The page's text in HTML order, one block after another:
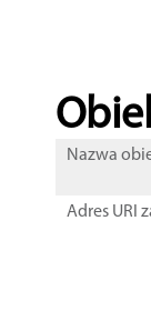
Nazwa
Adres URI